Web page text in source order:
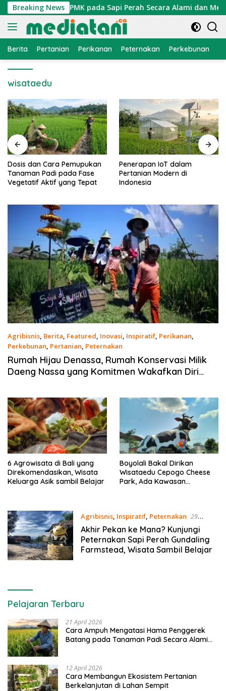
Langsung
ke
konten
Breaking News
Penyakit PMK pada Sapi Perah Secara Alami dan Medis
Berita Pertanian Perikanan Peternakan Perkebunan
wisataedu
Dosis dan Cara Pemupukan
Tanaman Padi pada Fase
Vegetatif Aktif yang Tepat
Penerapan IoT dalam
Pertanian Modern di
Indonesia
Agribisnis, Berita, Featured, Inovasi, Inspiratif, Perikanan,
Perkebunan, Pertanian, Peternakan
22 Maret 2021
Rumah Hijau Denassa, Rumah Konservasi Milik
Daeng Nassa yang Komitmen Wakafkan Diri
6 Agrowisata di Bali yang
Direkomendasikan, Wisata
Keluarga Asik sambil Belajar
Boyolali Bakal Dirikan
Wisataedu Cepogo Cheese
Park, Ada Kawasan
Agribisnis, Inspiratif, Peternakan 29
Januari 2021
Akhir Pekan ke Mana? Kunjungi
Peternakan Sapi Perah Gundaling
Farmstead, Wisata Sambil Belajar
Pelajaran Terbaru
21 April 2026
Cara Ampuh Mengatasi Hama Penggerek
Batang pada Tanaman Padi Secara Alami
12 April 2026
Cara Membangun Ekosistem Pertanian
Berkelanjutan di Lahan Sempit